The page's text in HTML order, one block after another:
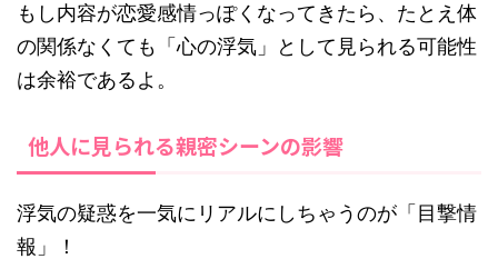
もし内容が恋愛感情っぽくなってきたら、たとえ体
の関係なくても「心の浮気」として見られる可能性
は余裕であるよ。
他人に見られる親密シーンの影響
浮気の疑惑を一気にリアルにしちゃうのが「目撃情
報」！